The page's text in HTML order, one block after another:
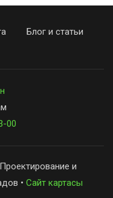
Блог и статьи
00
и
• Сайт картасы